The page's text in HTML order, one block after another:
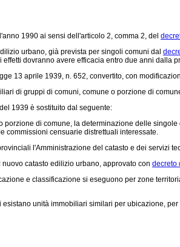
1990 ai sensi dell'articolo 2, comma 2, del
urbano, già prevista per singoli comuni dal
dovranno avere efficacia entro due anni
13 aprile 1939, n. 652, convertito, con
di gruppi di comuni, comune o porzione di
1939 è sostituito dal seguente:
di comune, la determinazione delle
commissioni censuarie distrettuali interessate.
l'Amministrazione del catasto e dei servizi
catasto edilizio urbano, approvato con decreto
e classificazione si eseguono per zone
unità immobiliari similari per ubicazione,